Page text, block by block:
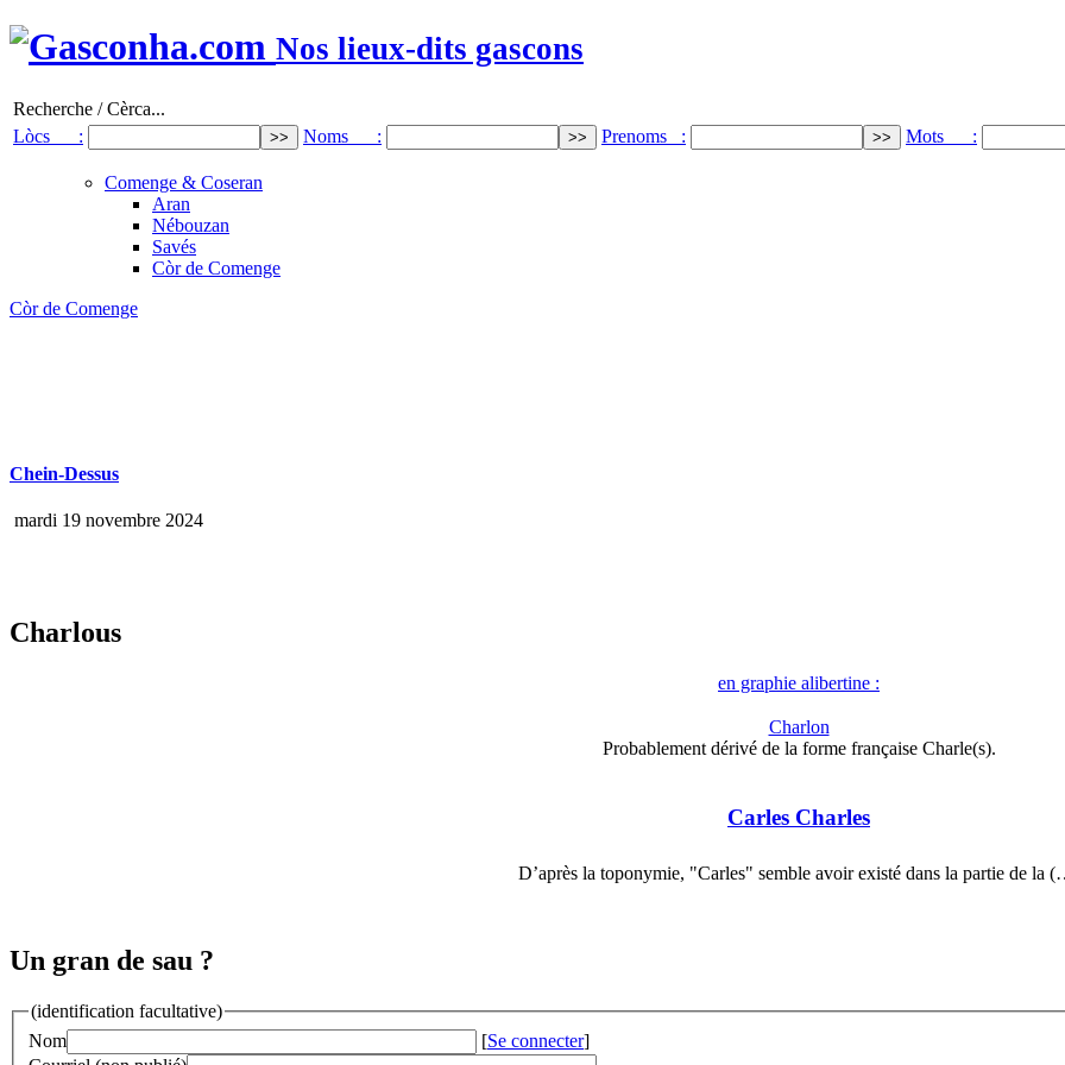
Nos lieux-dits gascons
Recherche / Cèrca...
Lòcs :
Noms : Prenoms : Mots :
Comenge & Coseran
Aran
Nébouzan
Savés
Còr de Comenge
Còr de Comenge
Chein-Dessus
mardi 19 novembre 2024
Charlous
en graphie alibertine :
Charlon
Probablement dérivé de la forme française Charle(s).
Carles Charles
D’après la toponymie, "Carles" semble avoir existé dans la partie de la
Un gran de sau ?
(identification facultative)
Nom
[Se connecter]